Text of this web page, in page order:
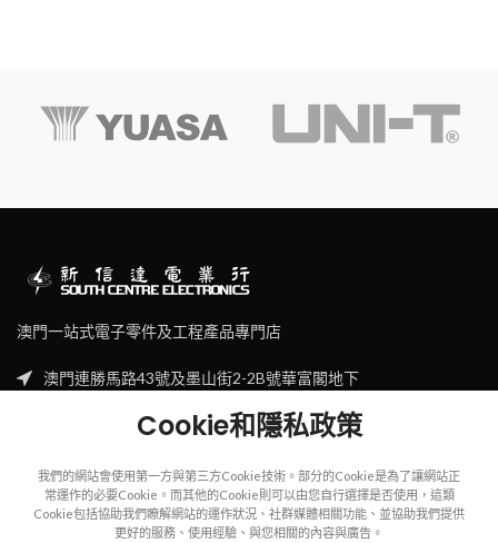
澳門一站式電子零件及工程產品專門店
澳門連勝馬路43號及墨山街2-2B號華富閣地下
Cookie和隱私政策
我們的網站會使用第一方與第三方Cookie技術。部分的Cookie是為了讓網站正
常運作的必要Cookie。而其他的Cookie則可以由您自行選擇是否使用，這類
Cookie包括協助我們瞭解網站的運作狀況、社群媒體相關功能、並協助我們提供
更好的服務、使用經驗、與您相關的內容與廣告。